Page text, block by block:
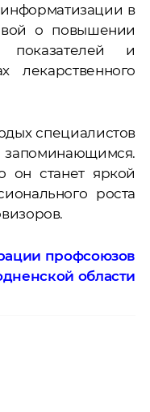
в
о повышении
показателей и
специалистов
он станет яркой
роста
профсоюзов
области